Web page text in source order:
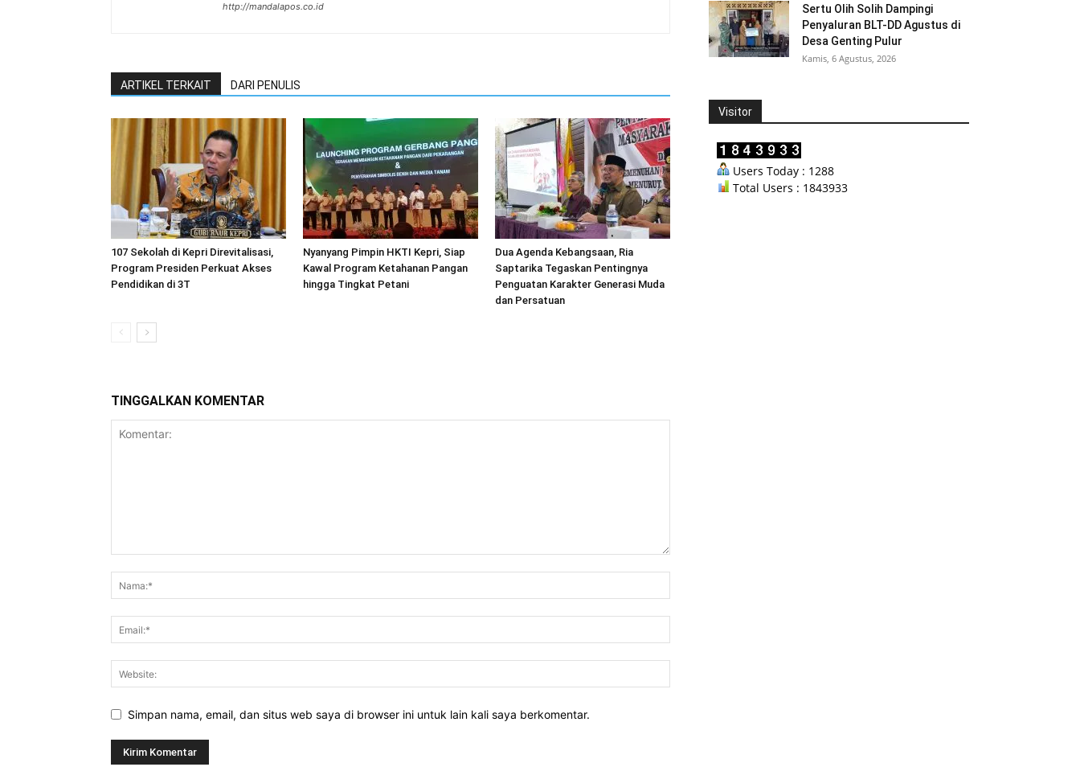
http://mandalapos.co.id
ARTIKEL TERKAIT DARI PENULIS
107 Sekolah di Kepri Direvitalisasi,
Program Presiden Perkuat Akses
Pendidikan di 3T
Nyanyang Pimpin HKTI Kepri, Siap
Kawal Program Ketahanan Pangan
hingga Tingkat Petani
Dua Agenda Kebangsaan, Ria
Saptarika Tegaskan Pentingnya
Penguatan Karakter Generasi Muda
dan Persatuan
TINGGALKAN KOMENTAR
Simpan nama, email, dan situs web saya di browser ini untuk lain kali saya berkomentar.
Sertu Olih Solih Dampingi
Penyaluran BLT-DD Agustus di
Desa Genting Pulur
Kamis, 6 Agustus, 2026
Visitor
Users Today : 1288
Total Users : 1843933